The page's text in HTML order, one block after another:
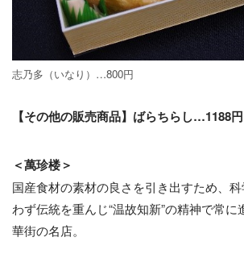
志乃多（いなり）…800円
【その他の販売商品】ばらちらし…1188円
＜萬珍楼＞
国産食材の素材の良さを引き出すため、
わず伝統を重んじ“温故知新”の精神で常に
華街の名店。